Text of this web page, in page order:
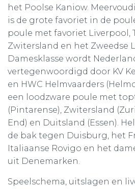
het Poolse Kaniow.
is de grote favoriet in de
poule met favoriet Liverpool,
Zwitersland en het Zweedse
Damesklasse wordt
vertegenwoordigd door KV
en HWC Helmvaarders
een loodzware poule met
(Pintarense), Zwitersland
End) en Duitsland (Essen).
de bak tegen Duisburg, het
Italiaanse Rovigo en het
uit Denemarken.
Speelschema, uitslagen en